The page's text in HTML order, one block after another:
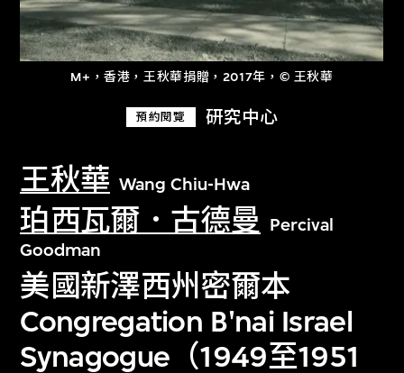
M+，香港，王秋華捐贈，2017年，© 王秋華
預約閱覽 研究中心
王秋華 Wang Chiu-Hwa
珀西瓦爾．古德曼
Percival
Goodman
美國新澤西州密爾本
Congregation B'nai Israel
Synagogue（1949至1951
關於M+藏品
探索世界頂級的二十及二十一世紀視覺